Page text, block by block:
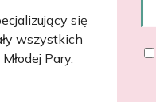
się
wszystkich
Pary.